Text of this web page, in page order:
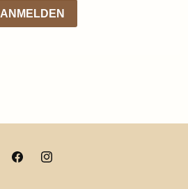
ANMELDEN
FacebookInstagram